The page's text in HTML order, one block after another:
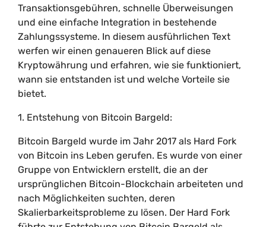
Transaktionsgebühren, schnelle Überweisungen
und eine einfache Integration in bestehende
Zahlungssysteme. In diesem ausführlichen Text
werfen wir einen genaueren Blick auf diese
Kryptowährung und erfahren, wie sie funktioniert,
wann sie entstanden ist und welche Vorteile sie
bietet.
1. Entstehung von Bitcoin Bargeld:
Bitcoin Bargeld wurde im Jahr 2017 als Hard Fork
von Bitcoin ins Leben gerufen. Es wurde von einer
Gruppe von Entwicklern erstellt, die an der
ursprünglichen Bitcoin-Blockchain arbeiteten und
nach Möglichkeiten suchten, deren
Skalierbarkeitsprobleme zu lösen. Der Hard Fork